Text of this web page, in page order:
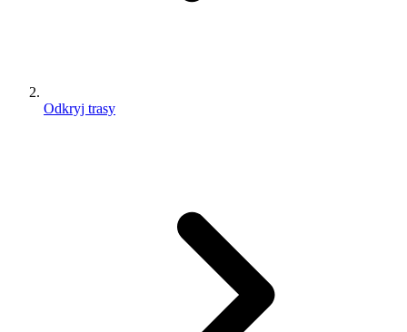
Odkryj trasy